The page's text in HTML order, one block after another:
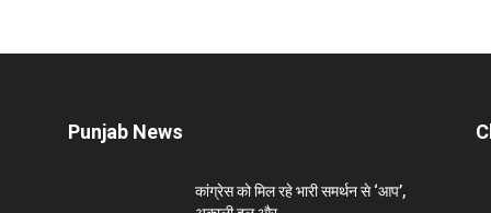
Punjab News
कांग्रेस को मिल रहे भारी समर्थन से ‘आप’,